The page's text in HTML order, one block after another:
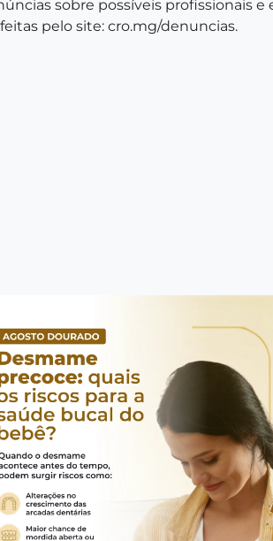
sobre possíveis profissionais
pelo site: cro.mg/denuncias.